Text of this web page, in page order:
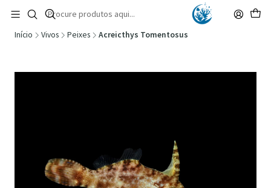
🚚 Portugal Continental: Portes Grátis desde 149,90€ (Envio extresso: 14,90€)
Ler mais
Início Vivos Peixes Acreicthys Tomentosus